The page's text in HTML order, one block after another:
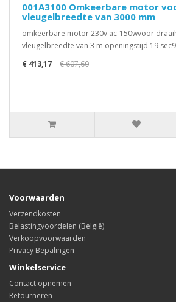
001A3100 Omkeerbare motor
vleugelbreedte van 3000 mm
omkeerbare motor 230v ac-150wvoor
vleugelbreedte van 3 m openingstijd 19
€ 413,17
€ 607,60
Voorwaarden
Verzendkosten
Belastingvoordelen (België)
Verkoopvoorwaarden
Privacy Bepalingen
Winkelservice
Contact opnemen
Retourneren